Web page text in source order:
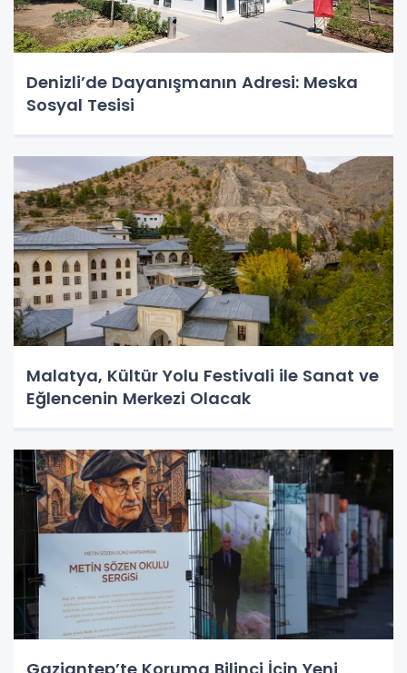
Denizli’de Dayanışmanın Adresi: Meska
Sosyal Tesisi
Malatya, Kültür Yolu Festivali ile Sanat ve
Eğlencenin Merkezi Olacak